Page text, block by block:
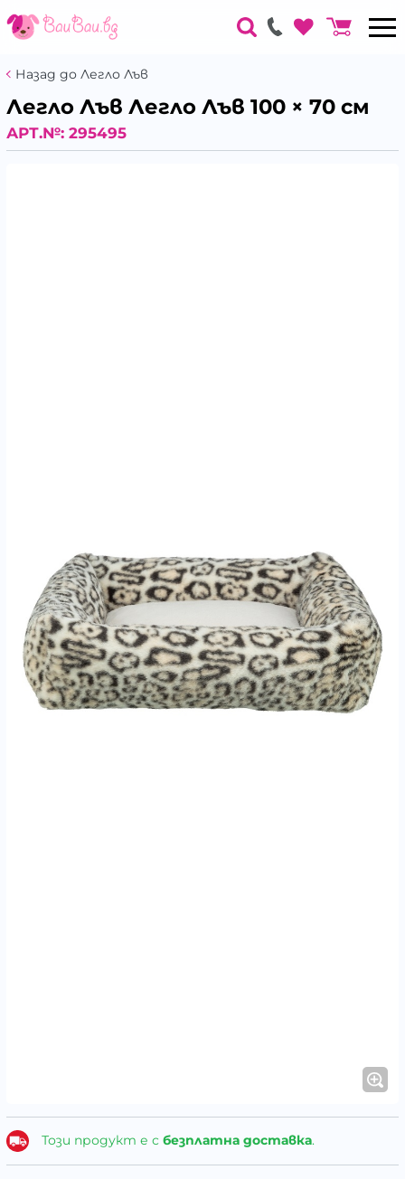
Назад до Легло Лъв
Легло Лъв Легло Лъв 100 × 70 см
АРТ.№: 295495
Този продукт е с безплатна доставка.